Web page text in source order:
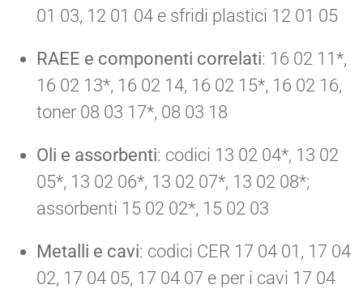
01 03, 12 01 04 e sfridi plastici 12 01 05
RAEE e componenti correlati: 16 02 11*,
16 02 13*, 16 02 14, 16 02 15*, 16 02 16,
toner 08 03 17*, 08 03 18
Oli e assorbenti: codici 13 02 04*, 13 02
05*, 13 02 06*, 13 02 07*, 13 02 08*;
assorbenti 15 02 02*, 15 02 03
Metalli e cavi: codici CER 17 04 01, 17 04
02, 17 04 05, 17 04 07 e per i cavi 17 04